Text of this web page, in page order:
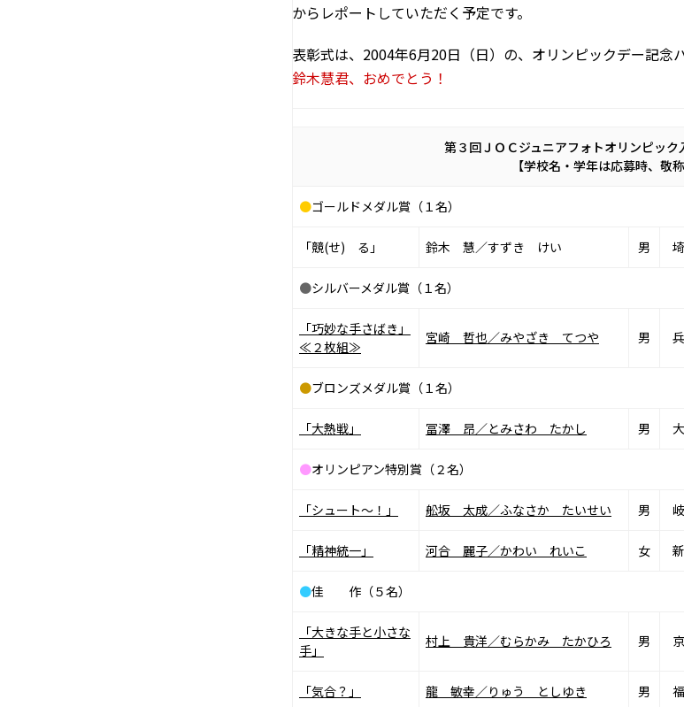
からレポートしていただく予定です。
表彰式は、2004年6月20日（日）の、オリンピックデー記念
鈴木慧君、おめでとう！
第３回ＪＯＣジュニアフォトオリンピック
【学校名・学年は応募時、敬称
●ゴールドメダル賞（１名）
「競(せ) る」 鈴木 慧／すずき けい 男
●シルバーメダル賞（１名）
「巧妙な手さばき」
≪２枚組≫
宮崎 哲也／みやざき てつや 男
●ブロンズメダル賞（１名）
「大熱戦」 冨澤 昂／とみさわ たかし 男
●オリンピアン特別賞（２名）
「シュート〜！」 舩坂 太成／ふなさか たいせい 男
「精神統一」 河合 麗子／かわい れいこ 女
●佳 作（５名）
「大きな手と小さな
手」
村上 貴洋／むらかみ たかひろ 男
「気合？」 龍 敏幸／りゅう としゆき 男